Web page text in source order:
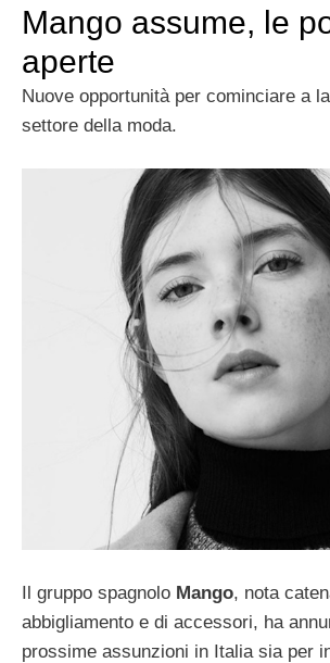
Mango assume, le
aperte
Nuove opportunità per cominciare a
settore della moda.
Il gruppo spagnolo Mango, nota
abbigliamento e di accessori, ha
prossime assunzioni in Italia sia per